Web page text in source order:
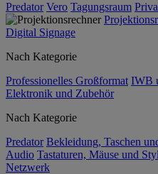
Predator Vero Tagungsraum
Digital Signage
Nach Kategorie
Professionelles Großformat IWB
Elektronik und Zubehör
Nach Kategorie
Predator Bekleidung, Taschen
Audio Tastaturen, Mäuse und
Netzwerk